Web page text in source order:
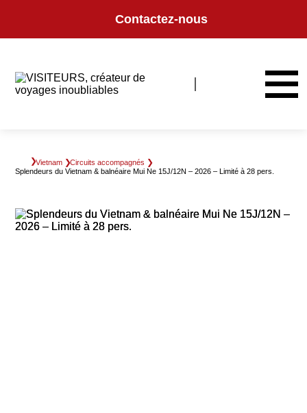
Contactez-nous
Vietnam
Circuits accompagnés
Splendeurs du Vietnam & balnéaire Mui Ne 15J/12N – 2026 – Limité à 28 pers.